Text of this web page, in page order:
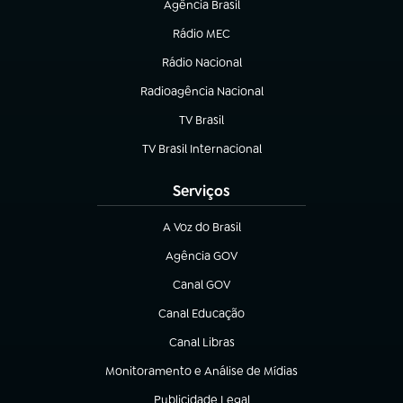
Agência Brasil
(abre em nova aba)
Rádio MEC
(abre em nova aba)
Rádio Nacional
Radioagência Nacional
(abre em nova aba)
TV Brasil
(abre em nova aba)
TV Brasil Internacional
(abre em nova aba)
Serviços
A Voz do Brasil
(abre em nova aba)
Agência GOV
(abre em nova aba)
Canal GOV
(abre em nova aba)
Canal Educação
(abre em nova aba)
Canal Libras
(abre em nova aba)
Monitoramento e Análise de Mídias
(abre em nova aba)